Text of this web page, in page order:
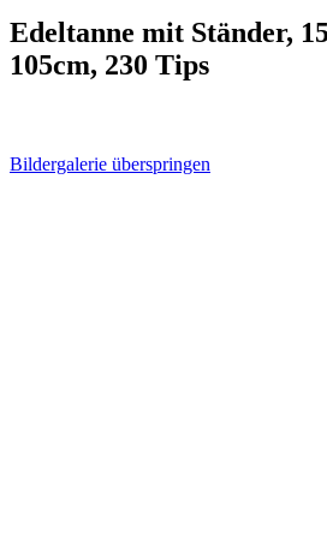
Edeltanne mit Ständer,
105cm, 230 Tips
Bildergalerie überspringen